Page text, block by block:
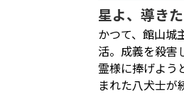
星よ、導き
かつて、館山城
活。成義を殺害
霊様に捧げよう
まれた八犬士が